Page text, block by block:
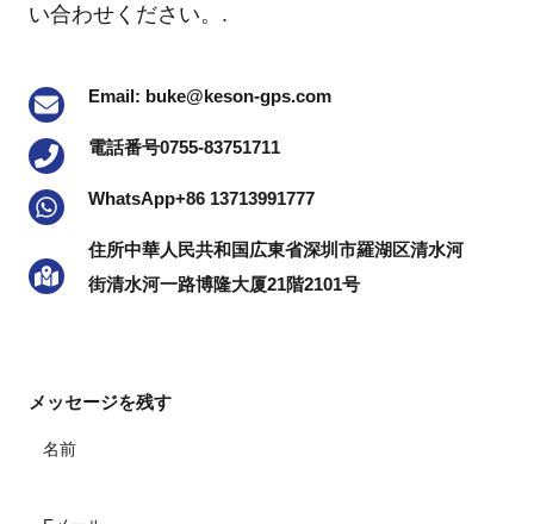
い合わせください。.
Email: buke@keson-gps.com
電話番号0755-83751711
WhatsApp+86 13713991777
住所中華人民共和国広東省深圳市羅湖区清水河
街清水河一路博隆大厦21階2101号
メッセージを残す